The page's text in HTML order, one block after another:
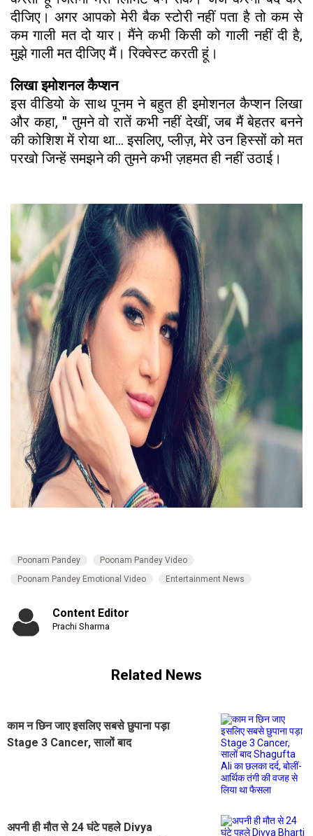
दीजिए। अगर आपको मेरी बैक स्टोरी नहीं पता है तो कम से
कम गाली मत दो यार। मैंने कभी किसी को गाली नहीं दी है,
मुझे गाली मत दीजिए मैं। रिक्वेस्ट करती हूं।
लिखा इमोशनल कैप्शन
इस वीडियो के साथ पूनम ने बहुत ही इमोशनल कैप्शन लिखा
और कहा, '' तुमने वो रातें कभी नहीं देखीं, जब मैं बेहतर बनने
की कोशिश में रोया था... इसलिए, प्लीज़, मेरे उन हिस्सों को मत
परखो जिन्हें समझने की तुमने कभी ज़हमत ही नहीं उठाई।
Poonam Pandey
Poonam Pandey Video
Poonam Pandey Emotional Video
Entertainment News
Content Editor
Prachi Sharma
Related News
काम न छिन जाए इसलिए सबसे छुपाना पड़ा
Stage 3 Cancer, सालों बाद
अपनी ही मौत से 24 घंटे पहले Divya